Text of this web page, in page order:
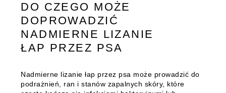
DO CZEGO MOŻE
DOPROWADZIĆ
NADMIERNE LIZANIE
ŁAP PRZEZ PSA
Nadmierne lizanie łap przez psa może prowadzić do
podrażnień, ran i stanów zapalnych skóry, które